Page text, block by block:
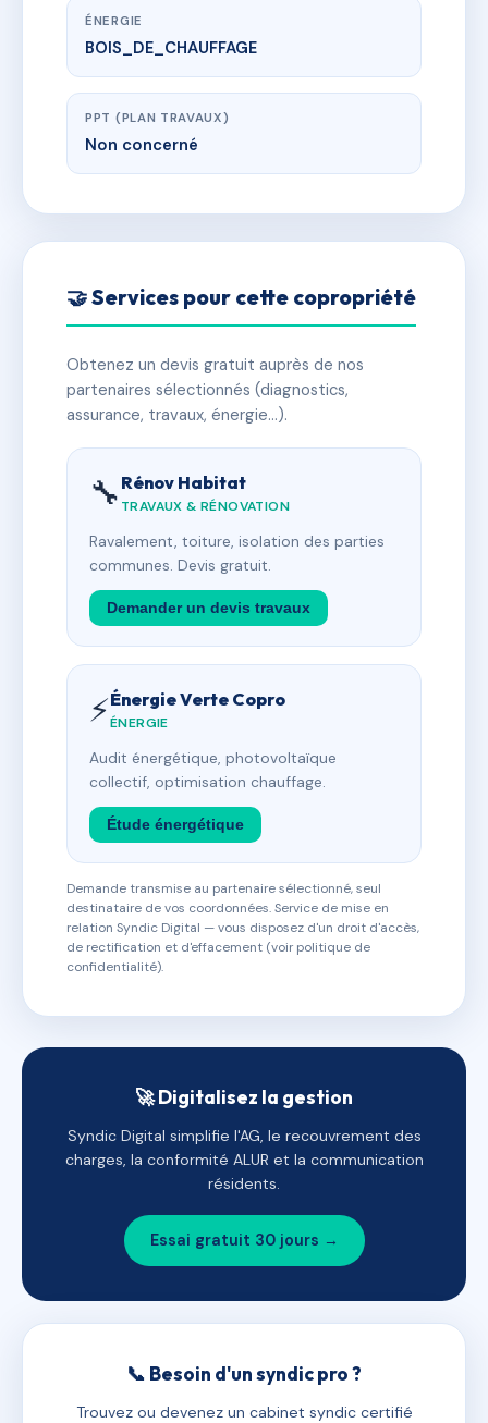
ÉNERGIE
BOIS_DE_CHAUFFAGE
PPT (PLAN TRAVAUX)
Non concerné
🤝 Services pour cette copropriété
Obtenez un devis gratuit auprès de nos
partenaires sélectionnés (diagnostics,
assurance, travaux, énergie…).
🔧 Rénov Habitat
TRAVAUX & RÉNOVATION
Ravalement, toiture, isolation des parties
communes. Devis gratuit.
Demander un devis travaux
⚡Énergie Verte Copro
ÉNERGIE
Audit énergétique, photovoltaïque
collectif, optimisation chauffage.
Étude énergétique
Demande transmise au partenaire sélectionné, seul
destinataire de vos coordonnées. Service de mise en
relation Syndic Digital — vous disposez d'un droit d'accès,
de rectification et d'effacement (voir politique de
confidentialité).
🚀 Digitalisez la gestion
Syndic Digital simplifie l'AG, le recouvrement des
charges, la conformité ALUR et la communication
résidents.
Essai gratuit 30 jours →
📞 Besoin d'un syndic pro ?
Trouvez ou devenez un cabinet syndic certifié